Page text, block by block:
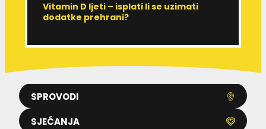
SPROVODI
SJEĆANJA
Vitamin D ljeti – isplati li se uzimati
dodatke prehrani?